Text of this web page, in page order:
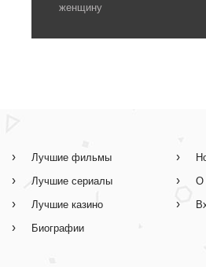
женщину
Лучшие фильмы
Лучшие сериалы
Лучшие казино
Биографии
О